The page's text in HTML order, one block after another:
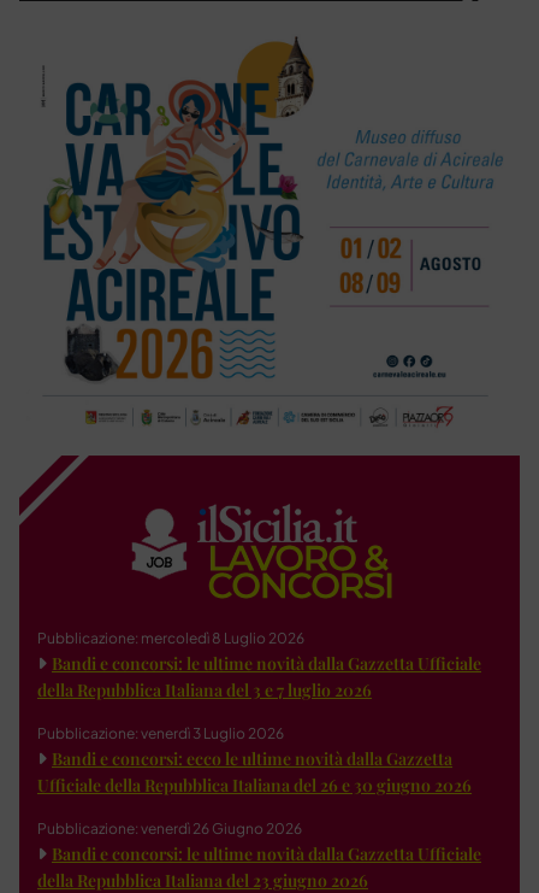
Pubblicazione: mercoledì 8 Luglio 2026
Bandi e concorsi: le ultime novità dalla Gazzetta Ufficiale
della Repubblica Italiana del 3 e 7 luglio 2026
Pubblicazione: venerdì 3 Luglio 2026
Bandi e concorsi: ecco le ultime novità dalla Gazzetta
Ufficiale della Repubblica Italiana del 26 e 30 giugno 2026
Pubblicazione: venerdì 26 Giugno 2026
Bandi e concorsi: le ultime novità dalla Gazzetta Ufficiale
della Repubblica Italiana del 23 giugno 2026